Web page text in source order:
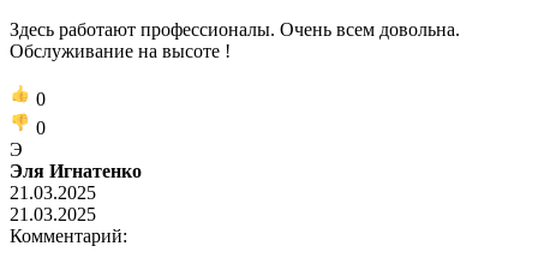
Здесь работают профессионалы. Очень всем довольна.
Обслуживание на высоте !
0
0
Э
Эля Игнатенко
21.03.2025
21.03.2025
Комментарий: